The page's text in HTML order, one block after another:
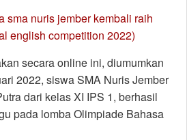
sma nuris jember kembali raih
english competition 2022)
secara online ini, diumumkan
2022, siswa SMA Nuris Jember
dari kelas XI IPS 1, berhasil
pada lomba Olimpiade Bahasa